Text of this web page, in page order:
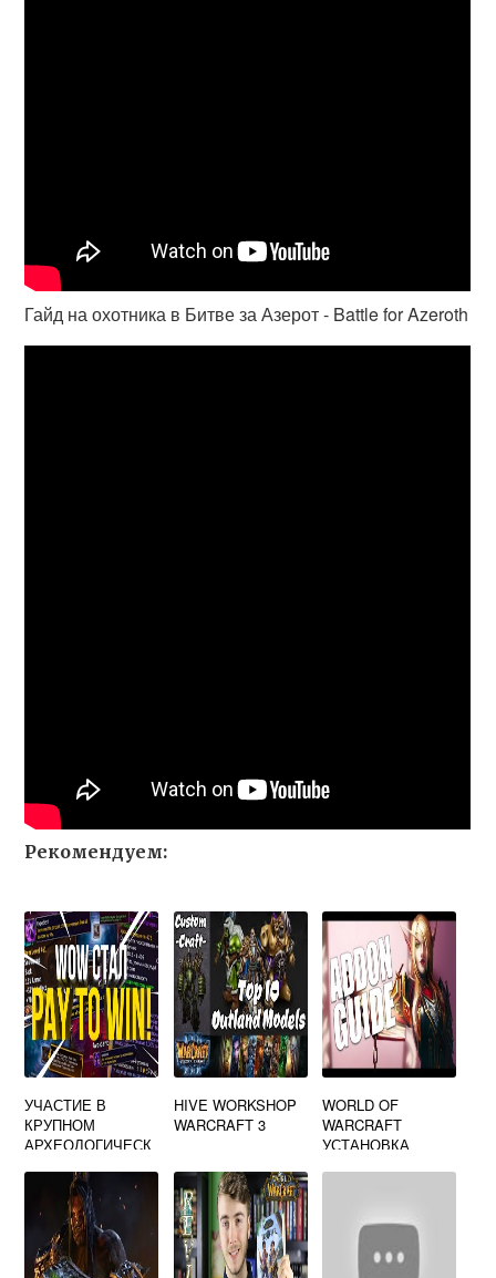
Гайд на охотника в Битве за Азерот - Battle for Azeroth
Рекомендуем:
УЧАСТИЕ В
КРУПНОМ
АРХЕОЛОГИЧЕСК
HIVE WORKSHOP
WARCRAFT 3
WORLD OF
WARCRAFT
УСТАНОВКА